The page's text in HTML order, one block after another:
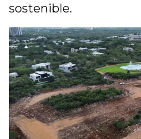
sostenible.